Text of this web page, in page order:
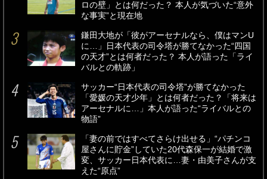
ロの壁」とは何だった？ 本人が気づいた“意外
な事実”と現在地
鎌田大地が「彼がアーセナルなら、僕はマンU
に…」日本代表の司令塔が勝てなかった“四国
の天才”とは何者だった？ 本人が語った「ライ
バルとの軌跡」
サッカー“日本代表の司令塔”が勝てなかった
「愛媛の天才少年」とは何者だった？「将来は
アーセナルに…」本人が語った“ライバルとの
物語”
「妻の前ではすべてさらけ出せる」“パチンコ
屋さんに貯金”していた20代森保一が結婚で激
変、サッカー日本代表に…妻・由美子さんが支
えた“原点”